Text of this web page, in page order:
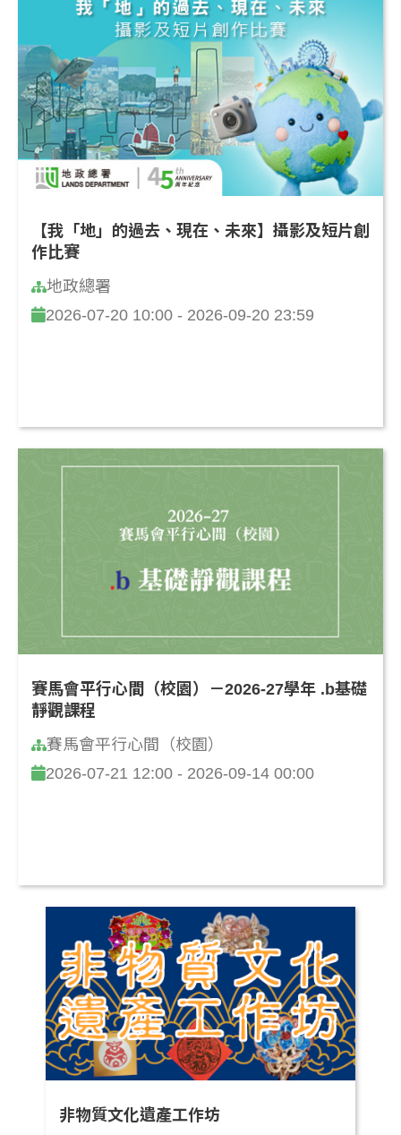
【我「地」的過去、現在、未來】攝影及短片創
作比賽
地政總署
2026-07-20 10:00 - 2026-09-20 23:59
賽馬會平行心間（校園）－2026-27學年 .b基礎
靜觀課程
賽馬會平行心間（校園）
2026-07-21 12:00 - 2026-09-14 00:00
非物質文化遺產工作坊